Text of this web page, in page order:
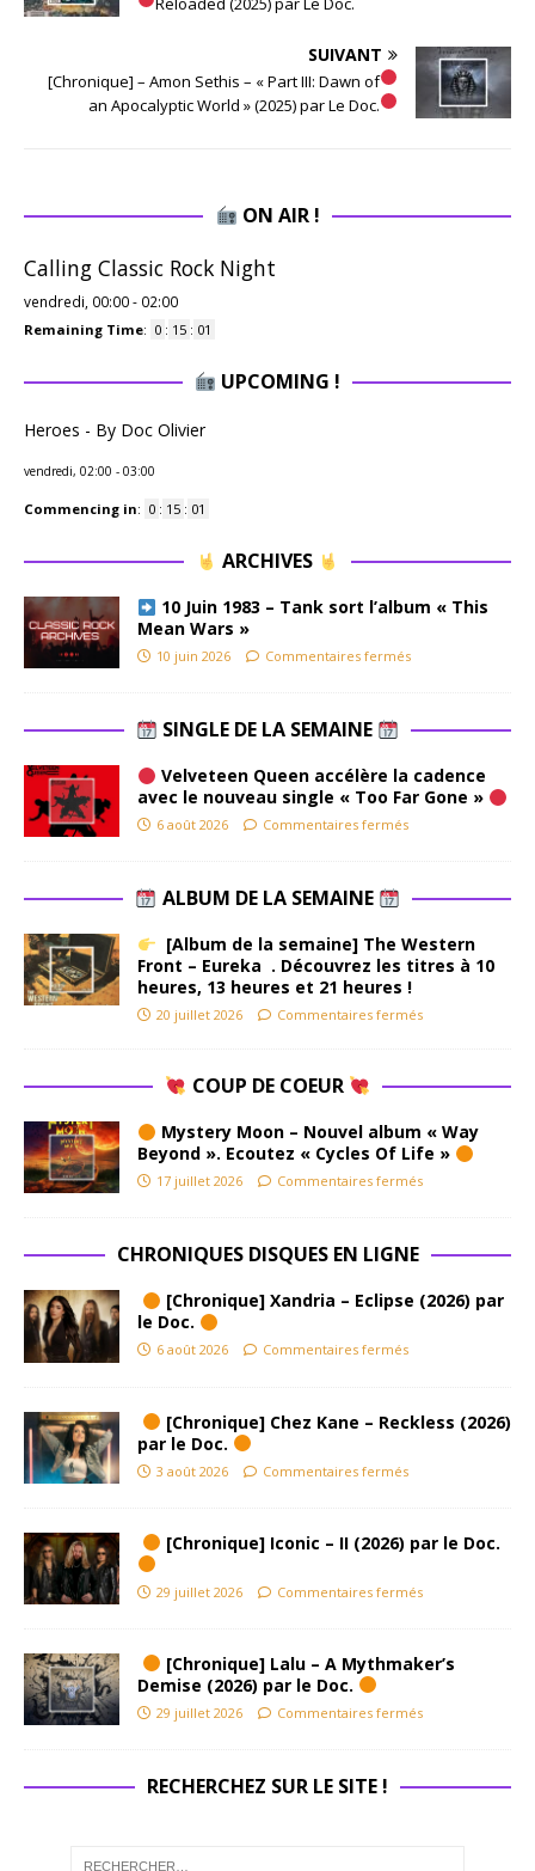
SUIVANT
[Chronique] – Amon Sethis – « Part III: Dawn of
an Apocalyptic World » (2025) par Le Doc.
ON AIR !
Calling Classic Rock Night
vendredi, 00:00- 02:00
Remaining Time: 0 : 15 : 00
UPCOMING !
Heroes - By Doc Olivier
vendredi, 02:00 - 03:00
Commencing in: 0 : 15 : 00
ARCHIVES
10 Juin 1983 – Tank sort l’album « This
Mean Wars »
10 juin 2026 Commentaires fermés
SINGLE DE LA SEMAINE
Velveteen Queen accélère la cadence
avec le nouveau single « Too Far Gone »
6 août 2026 Commentaires fermés
ALBUM DE LA SEMAINE
[Album de la semaine] The Western
Front – Eureka . Découvrez les titres à 10
heures, 13 heures et 21 heures !
20 juillet 2026 Commentaires fermés
COUP DE COEUR
Mystery Moon – Nouvel album « Way
Beyond ». Ecoutez « Cycles Of Life »
17 juillet 2026 Commentaires fermés
CHRONIQUES DISQUES EN LIGNE
[Chronique] Xandria – Eclipse (2026) par
le Doc.
6 août 2026 Commentaires fermés
[Chronique] Chez Kane – Reckless (2026)
par le Doc.
3 août 2026 Commentaires fermés
[Chronique] Iconic – II (2026) par le Doc.
29 juillet 2026 Commentaires fermés
[Chronique] Lalu – A Mythmaker’s
Demise (2026) par le Doc.
29 juillet 2026 Commentaires fermés
RECHERCHEZ SUR LE SITE !